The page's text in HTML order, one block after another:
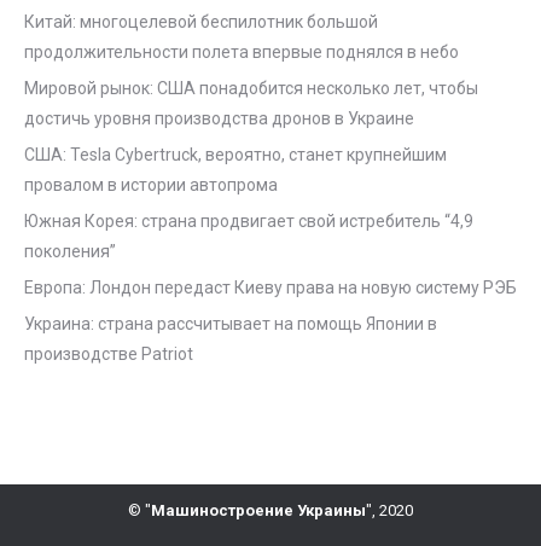
Китай: многоцелевой беспилотник большой
продолжительности полета впервые поднялся в небо
Мировой рынок: США понадобится несколько лет, чтобы
достичь уровня производства дронов в Украине
США: Tesla Cybertruck, вероятно, станет крупнейшим
провалом в истории автопрома
Южная Корея: страна продвигает свой истребитель “4,9
поколения”
Европа: Лондон передаст Киеву права на новую систему РЭБ
Украина: страна рассчитывает на помощь Японии в
производстве Patriot
© "Машиностроение Украины", 2020